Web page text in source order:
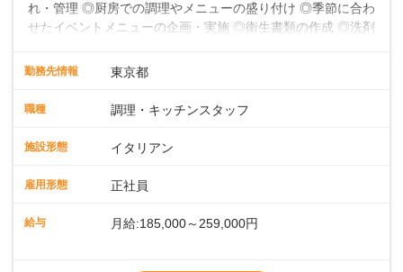
れ・管理 ◎厨房での調理やメニューの盛り付け ◎季節に合わ
せたイベントメニューの企画・実施 ◎衛生書類の作成 ◎洗剤
フの指導 など★フレンチ・和・洋・中・イタリアンなど、
れ・管理から、厨房での調理やメニューの盛り付け、さらに
す。フレンチのコース料理から和・洋・中・イタリアンま
品発注、食数管理も担当していただきます。各時間帯スタッ
や育成業務もあるため、スキルアップを目指せます。お産前
勤務先情報 東京都
職種 調理・キッチンスタッフ
施設形態 イタリアン
雇用形態 正社員
給与 月給:185,000～259,000円